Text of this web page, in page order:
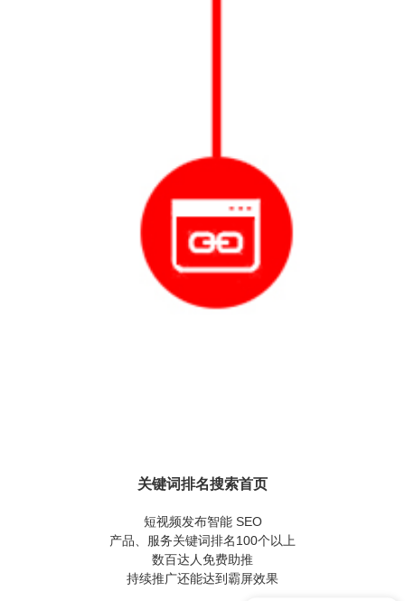
关键词排名搜索首页
短视频发布智能 SEO
产品、服务关键词排名100个以上
数百达人免费助推
持续推广还能达到霸屏效果